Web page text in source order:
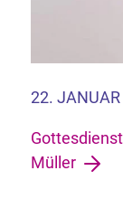
22.
Müller